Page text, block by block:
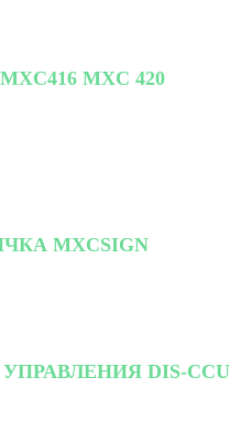
MXC 420
MXCSIGN
DIS-CCU